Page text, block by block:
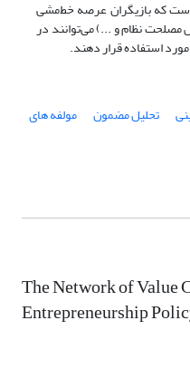
که بازیگران عرصه خط‌مشی
نظام و ...) می‌توانند در
استفاده قرار دهند.
تحلیل مضمون مولفه های
The Network of Value
Entrepreneurship